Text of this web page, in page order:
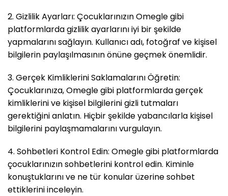
2. Gizlilik Ayarları: Çocuklarınızın Omegle gibi
platformlarda gizlilik ayarlarını iyi bir şekilde
yapmalarını sağlayın. Kullanıcı adı, fotoğraf ve kişisel
bilgilerin paylaşılmasının önüne geçmek önemlidir.
3. Gerçek Kimliklerini Saklamalarını Öğretin:
Çocuklarınıza, Omegle gibi platformlarda gerçek
kimliklerini ve kişisel bilgilerini gizli tutmaları
gerektiğini anlatın. Hiçbir şekilde yabancılarla kişisel
bilgilerini paylaşmamalarını vurgulayın.
4. Sohbetleri Kontrol Edin: Omegle gibi platformlarda
çocuklarınızın sohbetlerini kontrol edin. Kiminle
konuştuklarını ve ne tür konular üzerine sohbet
ettiklerini inceleyin.